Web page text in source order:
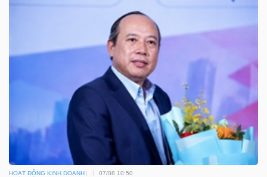
HOẠT ĐỘNG KINH DOANH 07/08 10:50
LƯỢNG